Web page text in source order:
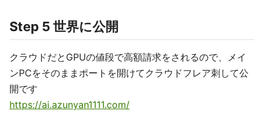
Step 5 世界に公開
クラウドだとGPUの値段で高額請求をされるので、メイ
ンPCをそのままポートを開けてクラウドフレア刺して公
開です
https://ai.azunyan1111.com/